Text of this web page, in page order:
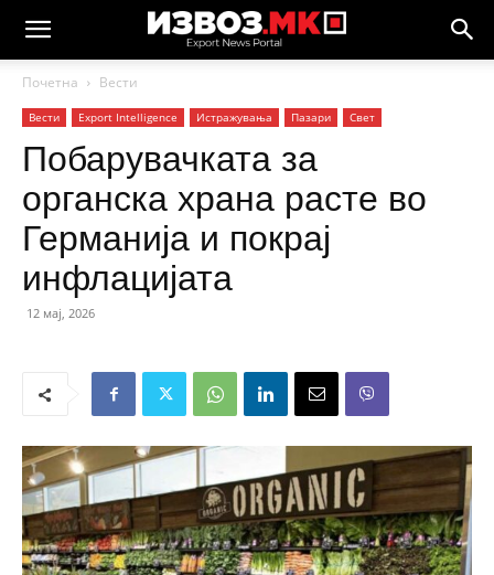
Почетна Вести
Вести Еxport Intelligence Истражувања Пазари Свет
Побарувачката за
органска храна расте во
Германија и покрај
инфлацијата
12 мај, 2026